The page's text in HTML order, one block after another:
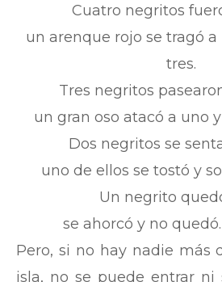
Cuatro negritos
un arenque rojo se tragó
tres.
Tres negritos
un gran oso atacó a uno
Dos negritos se
uno de ellos se tostó y
Un negrito
se ahorcó y no
Pero, si no hay nadie más
isla, no se puede entrar ni